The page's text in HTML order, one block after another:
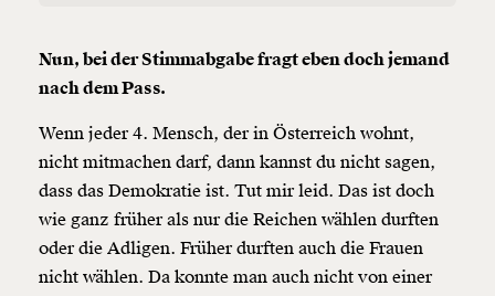
Veränderung
beginnt mit Dir!
Fördermitglied
unsere Wirtschaft so gestalten, dass sie für alle
Nun, bei der Stimmabgabe fragt eben doch jemand
nach dem Pass.
Wenn jeder 4. Mensch, der in Österreich wohnt,
nicht mitmachen darf, dann kannst du nicht sagen,
dass das Demokratie ist. Tut mir leid. Das ist doch
wie ganz früher als nur die Reichen wählen durften
oder die Adligen. Früher durften auch die Frauen
nicht wählen. Da konnte man auch nicht von einer